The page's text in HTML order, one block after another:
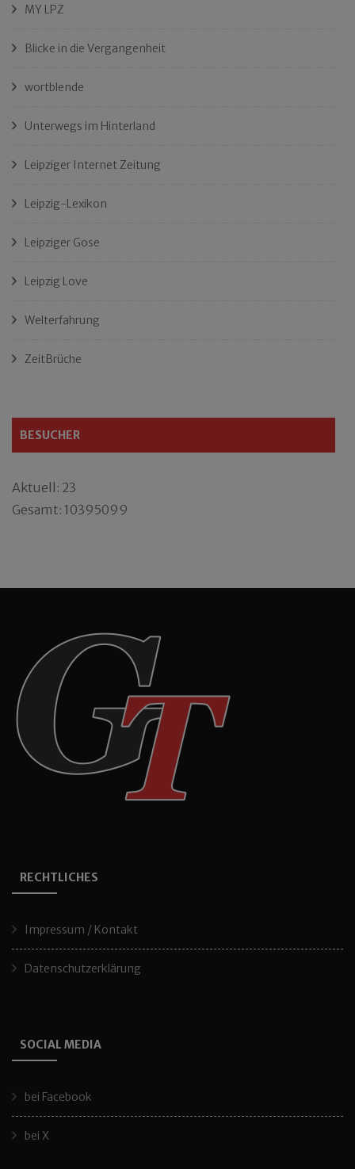
MY LPZ
Blicke in die Vergangenheit
wortblende
Unterwegs im Hinterland
Leipziger Internet Zeitung
Leipzig-Lexikon
Leipziger Gose
Leipzig Love
Welterfahrung
ZeitBrüche
BESUCHER
Aktuell: 23
Gesamt: 10395099
RECHTLICHES
Impressum / Kontakt
Datenschutzerklärung
SOCIAL MEDIA
bei Facebook
bei X